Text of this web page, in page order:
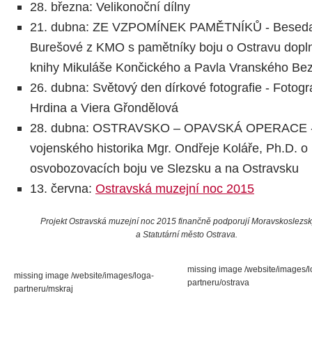
28. března: Velikonoční dílny
21. dubna: ZE VZPOMÍNEK PAMĚTNÍKŮ -
Burešové z KMO s pamětníky boju o Ostravu
knihy Mikuláše Končického a Pavla Vranského
26. dubna: Světový den dírkové fotografie -
Hrdina a Viera Gřondělová
28. dubna: OSTRAVSKO – OPAVSKÁ OPERACE
vojenského historika Mgr. Ondřeje Koláře, Ph.D. o
osvobozovacích boju ve Slezsku a na Ostravsku
13. června: Ostravská muzejní noc 2015
Projekt Ostravská muzejní noc 2015 finančně podporují
a Statutární město Ostrava.
missing image /website/images/loga-
partneru/mskraj
missing image /website/images/
partneru/ostrava